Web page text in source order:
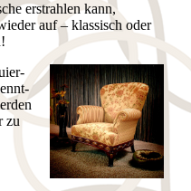
erstrahlen kann,
auf – klassisch oder
zu